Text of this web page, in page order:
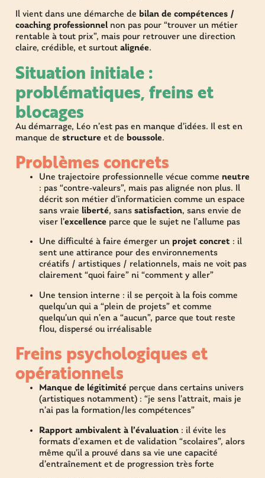
Il vient dans une démarche de bilan de compétences /
coaching professionnel non pas pour “trouver un métier
rentable à tout prix”, mais pour retrouver une direction
claire, crédible, et surtout alignée.
Situation initiale :
problématiques, freins et
blocages
Au démarrage, Léo n’est pas en manque d’idées. Il est en
manque de structure et de boussole.
Problèmes concrets
Une trajectoire professionnelle vécue comme neutre
: pas “contre-valeurs”, mais pas alignée non plus. Il
décrit son métier d’informaticien comme un espace
sans vraie liberté, sans satisfaction, sans envie de
viser l’excellence parce que le sujet ne l’allume pas
Une difficulté à faire émerger un projet concret : il
sent une attirance pour des environnements
créatifs / artistiques / relationnels, mais ne voit pas
clairement “quoi faire” ni “comment y aller”
Une tension interne : il se perçoit à la fois comme
quelqu’un qui a “plein de projets” et comme
quelqu’un qui n’en a “aucun”, parce que tout reste
flou, dispersé ou irréalisable
Freins psychologiques et
opérationnels
Manque de légitimité perçue dans certains univers
(artistiques notamment) : “je sens l’attrait, mais je
n’ai pas la formation/les compétences”
Rapport ambivalent à l’évaluation : il évite les
formats d’examen et de validation “scolaires”, alors
même qu’il a prouvé dans sa vie une capacité
d’entraînement et de progression très forte